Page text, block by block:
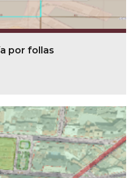
por follas